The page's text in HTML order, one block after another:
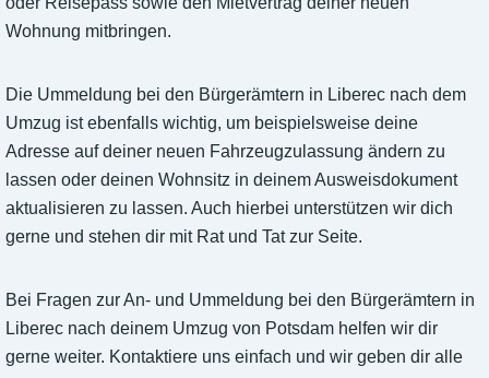
Wohnung mitbringen.
Die Ummeldung bei den Bürgerämtern in Liberec nach dem
Umzug ist ebenfalls wichtig, um beispielsweise deine
Adresse auf deiner neuen Fahrzeugzulassung ändern zu
lassen oder deinen Wohnsitz in deinem Ausweisdokument
aktualisieren zu lassen. Auch hierbei unterstützen wir dich
gerne und stehen dir mit Rat und Tat zur Seite.
Bei Fragen zur An- und Ummeldung bei den Bürgerämtern in
Liberec nach deinem Umzug von Potsdam helfen wir dir
gerne weiter. Kontaktiere uns einfach und wir geben dir alle